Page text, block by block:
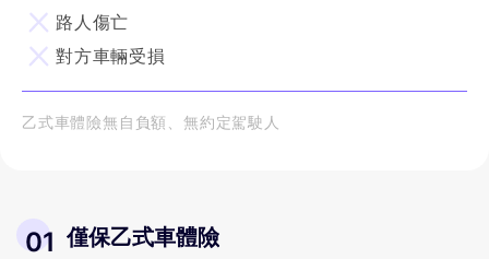
路人傷亡
對方車輛受損
乙式車體險無自負額、無約定駕駛人
01 僅保乙式車體險